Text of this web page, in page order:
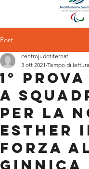
Post
1°
A
PER LA
ESTHER
FORZA
GINNICA
centrojudotifernat
3 ott 2021 Tempo di